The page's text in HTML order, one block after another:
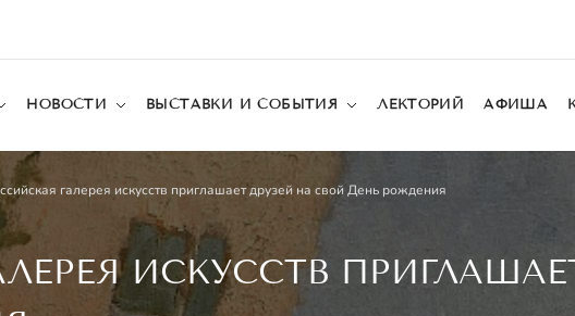
НОВОСТИ ВЫСТАВКИ И СОБЫТИЯ ЛЕКТОРИЙ АФИША
галерея искусств приглашает друзей на свой День рождения
ИСКУССТВ